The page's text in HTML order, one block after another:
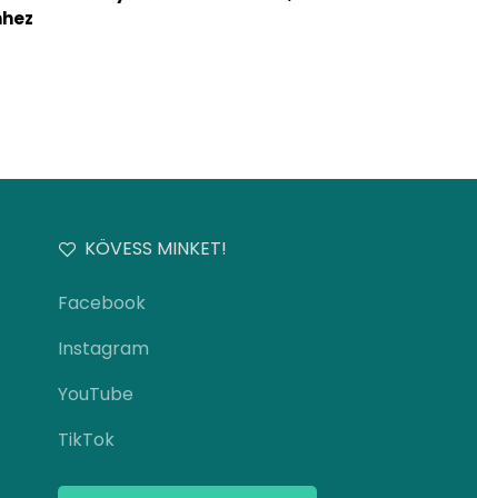
KÖVESS MINKET!
Facebook
Instagram
YouTube
TikTok